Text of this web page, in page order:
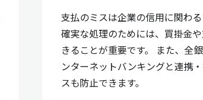
支払のミスは企業の信用に関わ
確実な処理のためには、買掛金
きることが重要です。 また、全
ンターネットバンキングと連携
スも防止できます。